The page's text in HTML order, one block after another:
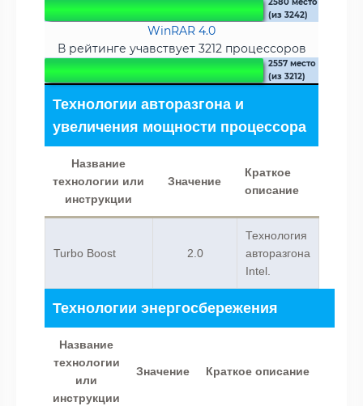
2580 место
(из 3242)
WinRAR 4.0
В рейтинге учавствует 3212 процессоров
2557 место
(из 3212)
Технологии авторазгона и
увеличения мощности процессора
Название
технологии или
инструкции
Значение
Краткое
описание
Turbo Boost 2.0
Технология
авторазгона
Intel.
Технологии энергосбережения
Название
технологии
или
инструкции
Значение Краткое описание